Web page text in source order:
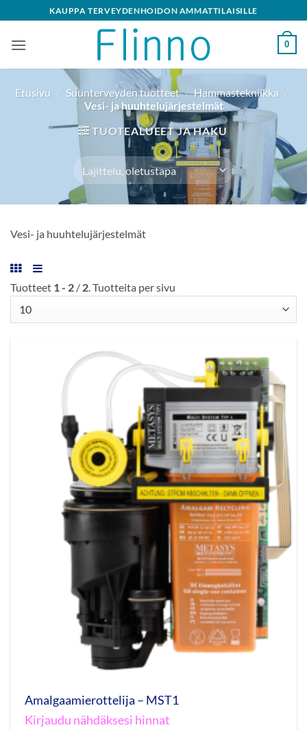
to
content
KAUPPA TERVEYDENHOIDON AMMATTILAISILLE
0
Etusivu / Suunterveyden tuotteet / Hammastekniikka /
Vesi- ja huuhtelujärjestelmät
TUOTEALUEET JA HAKU
Vesi- ja huuhtelujärjestelmät
Tuotteet 1 - 2 / 2. Tuotteita per sivu
Amalgaamierottelija – MST1
Kirjaudu nähdäksesi hinnat